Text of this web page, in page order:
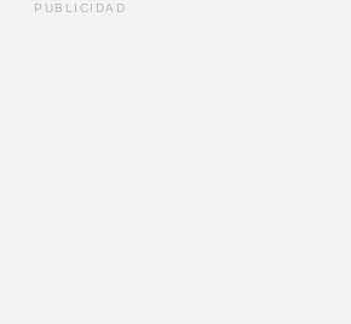
PUBLICIDAD